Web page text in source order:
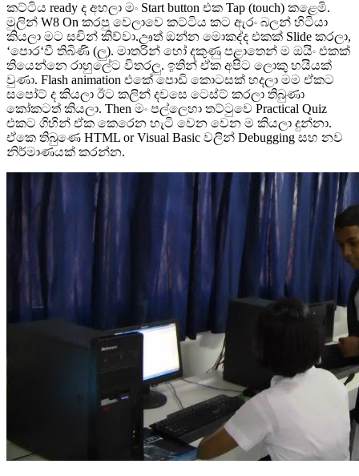
කට්ටිය ready ද අහලා මං Start button එක Tap (touch) කළෙමි.
මුලින් W8 On කරපු වෙලාවෙ කට්ටිය කට ඇරං බලන් හිටියා
කියලා මට සචින් කිව්වා.ඌත් ඔන්න මොකද්ද එකක් Slide කරලා,
‘පොර‘වී තිබිණි (ලු). මාතරින් හෝ දකුණු පළාතෙන් ම ඔයිං එකක්
තියෙන්නෙ රාහුලේට විතරලු. ඉතින් ඒක අපිට ලොකු හයියක්
වුණා. Flash animation එකේ පොඩි කොටසක් හදලා මම ඒකට
සපෝට් ද කියලා ඊට කලින් දවසෙ ටෙස්ට් කරලා තිබුණා
කෝකටත් කියලා. Then මං පල්ලෙහා තට්ටුවෙ Practical Quiz
එකට ගිහින් ඒක කෙරෙන හැටි වෙන වෙන ම කියලා දුන්නා.
ඒකෙ තිබුණෙ HTML or Visual Basic වලින් Debugging සහ නව
නිර්මාණයක් කරන්න.